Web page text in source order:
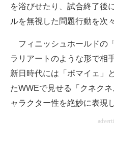
を浴びせたり、試合終了後
ルを無視した問題行動を次
フィニッシュホールドの
ラリアートのような形で相
新日時代には「ボマイェ」
たWWEで見せる「クネク
ャラクター性を絶妙に表現